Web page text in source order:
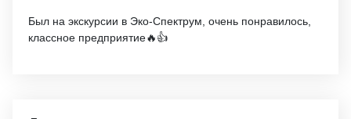
Был на экскурсии в Эко-Спектрум, очень понравилось,
классное предприятие🔥👍